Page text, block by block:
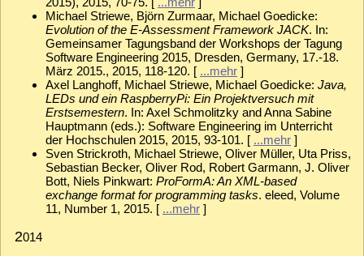
Michael Striewe, Björn Zurmaar, Michael Goedicke:
Evolution of the E-Assessment Framework JACK. In:
Gemeinsamer Tagungsband der Workshops der Tagung
Software Engineering 2015, Dresden, Germany, 17.-18.
März 2015., 2015, 118-120. [ ...mehr ]
Axel Langhoff, Michael Striewe, Michael Goedicke: Java,
LEDs und ein RaspberryPi: Ein Projektversuch mit
Erstsemestern. In: Axel Schmolitzky and Anna Sabine
Hauptmann (eds.): Software Engineering im Unterricht
der Hochschulen 2015, 2015, 93-101. [ ...mehr ]
Sven Strickroth, Michael Striewe, Oliver Müller, Uta Priss,
Sebastian Becker, Oliver Rod, Robert Garmann, J. Oliver
Bott, Niels Pinkwart: ProFormA: An XML-based
exchange format for programming tasks. eleed, Volume
11, Number 1, 2015. [ ...mehr ]
2014